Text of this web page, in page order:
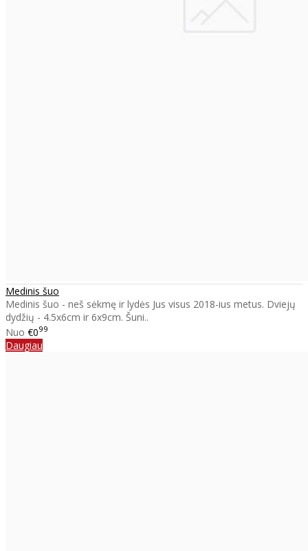
Medinis šuo
Medinis šuo - neš sėkmę ir lydės Jus visus 2018-ius metus. Dviejų
dydžių - 4.5x6cm ir 6x9cm. Šuni..
Nuo €099
Daugiau